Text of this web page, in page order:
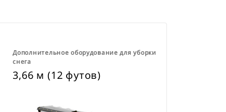
Дополнительное оборудование для уборки
снега
3,66 м (12 футов)